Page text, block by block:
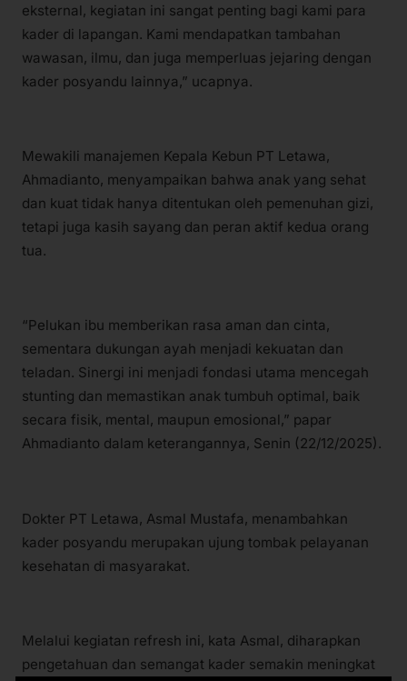
eksternal, kegiatan ini sangat penting bagi kami para
kader di lapangan. Kami mendapatkan tambahan
wawasan, ilmu, dan juga memperluas jejaring dengan
kader posyandu lainnya,” ucapnya.
Mewakili manajemen Kepala Kebun PT Letawa,
Ahmadianto, menyampaikan bahwa anak yang sehat
dan kuat tidak hanya ditentukan oleh pemenuhan gizi,
tetapi juga kasih sayang dan peran aktif kedua orang
tua.
“Pelukan ibu memberikan rasa aman dan cinta,
sementara dukungan ayah menjadi kekuatan dan
teladan. Sinergi ini menjadi fondasi utama mencegah
stunting dan memastikan anak tumbuh optimal, baik
secara fisik, mental, maupun emosional,” papar
Ahmadianto dalam keterangannya, Senin (22/12/2025).
Dokter PT Letawa, Asmal Mustafa, menambahkan
kader posyandu merupakan ujung tombak pelayanan
kesehatan di masyarakat.
Melalui kegiatan refresh ini, kata Asmal, diharapkan
pengetahuan dan semangat kader semakin meningkat